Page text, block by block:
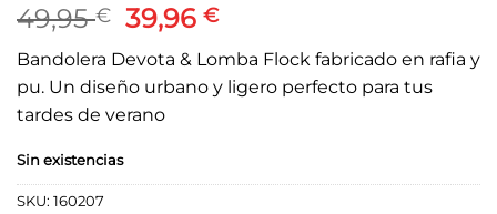
49,95€ El
precio
original
era:
49,95 €.
39,96€El
precio
actual
es:
Bandolera Devota & Lomba Flock fabricado en rafia y
pu. Un diseño urbano y ligero perfecto para tus
tardes de verano
Sin existencias
SKU: 160207